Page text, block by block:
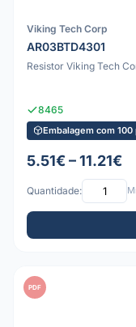
Viking Tech Corp
AR03BTD4301
Resistor Viking Tech
8465
Embalagem com 100
5.51€ – 11.21€
Quantidade:
PDF